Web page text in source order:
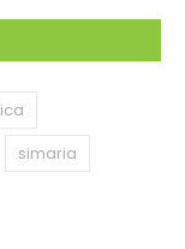
simaria